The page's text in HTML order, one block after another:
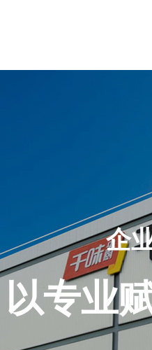
企
以专业